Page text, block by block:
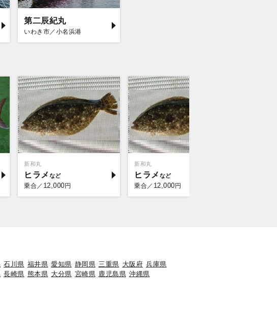
第二辰紀丸
いわき市／小名浜港
新和丸
ヒラメ
乗合／ 12,000 円
新和丸
ヒラメ
乗合／ 12,000 円
石川県 福井県 愛知県 静岡県 三重県 大阪府 兵庫県
長崎県 熊本県 大分県 宮崎県 鹿児島県 沖縄県